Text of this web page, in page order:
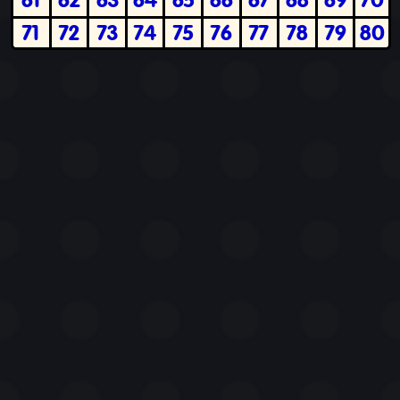
71
72 73 74 75 76 77 78 79 80